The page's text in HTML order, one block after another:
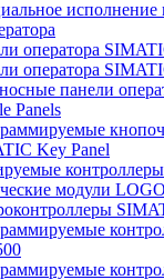
исполнение
оператора
оператора
панели
Panels
Key Panel
контроллеры
модули